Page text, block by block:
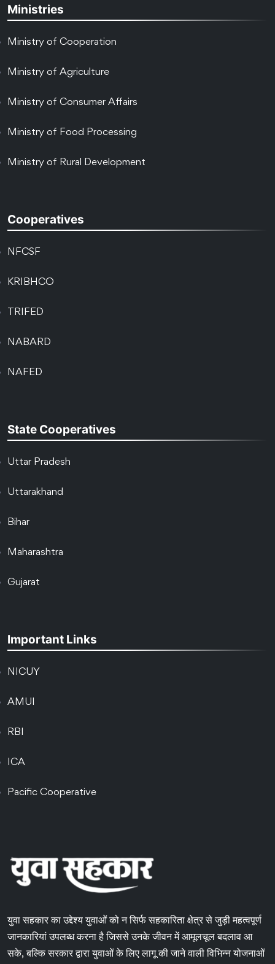
Ministries
Ministry of Cooperation
Ministry of Agriculture
Ministry of Consumer Affairs
Ministry of Food Processing
Ministry of Rural Development
Cooperatives
NFCSF
KRIBHCO
TRIFED
NABARD
NAFED
State Cooperatives
Uttar Pradesh
Uttarakhand
Bihar
Maharashtra
Gujarat
Important Links
NICUY
AMUI
RBI
ICA
Pacific Cooperative
युवा सहकार का उद्देश्य युवाओं को न सिर्फ सहकारिता क्षेत्र से जुड़ी महत्वपूर्ण
जानकारियां उपलब्ध करना है जिससे उनके जीवन में आमूलचूल बदलाव आ
सके, बल्कि सरकार द्वारा युवाओं के लिए लागू की जाने वाली विभिन्न योजनाओं